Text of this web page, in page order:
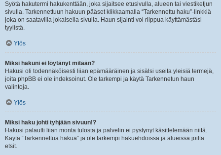
Syötä hakutermi hakukenttään, joka sijaitsee etusivulla, alueen tai viestiketjun
sivulla. Tarkennettuun hakuun pääset klikkaamalla “Tarkennettu haku”-linkkiä
joka on saatavilla jokaisella sivulla. Haun sijainti voi riippua käyttämästäsi
tyylistä.
Ylös
Miksi hakuni ei löytänyt mitään?
Hakusi oli todennäköisesti liian epämääräinen ja sisälsi useita yleisiä termejä,
joita phpBB ei ole indeksoinut. Ole tarkempi ja käytä Tarkennetun haun
valintoja.
Ylös
Miksi haku johti tyhjään sivuun!?
Hakusi palautti liian monta tulosta ja palvelin ei pystynyt käsittelemään niitä.
Käytä “Tarkennettua hakua” ja ole tarkempi hakuehdoissa ja alueissa joilta
etsit.